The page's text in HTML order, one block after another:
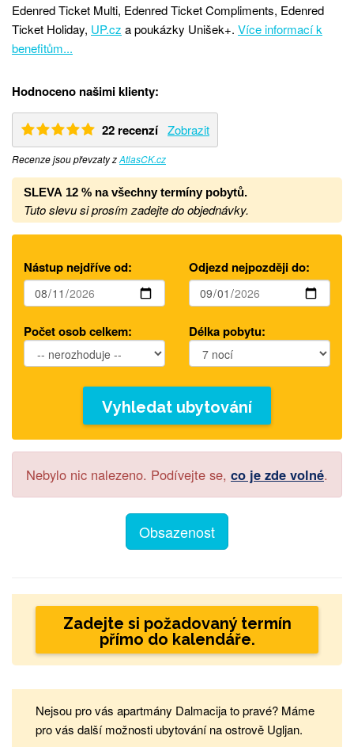
Edenred Ticket Multi, Edenred Ticket Compliments, Edenred
Ticket Holiday, UP.cz a poukázky Unišek+. Více informací k
benefitům...
Hodnoceno našimi klienty:
22 recenzí Zobrazit
Recenze jsou převzaty zAtlasCK.cz
SLEVA 12 % navšechny termíny pobytů.
Tuto slevu si prosím zadejte do objednávky.
Nástup nejdříve od: Odjezd nejpozději do:
Počet osob celkem: Délka pobytu:
Vyhledat ubytování
Nebylo nic nalezeno. Podívejte se, co je zde volné.
Obsazenost
Zadejte si požadovaný termín
přímo do kalendáře.
Nejsou pro vás apartmány Dalmacija to pravé? Máme
pro vás další možnosti ubytování na ostrově Ugljan.